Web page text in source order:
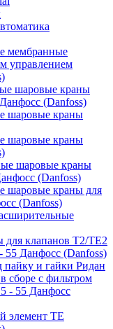
мембранные
управлением
шаровые краны
(Danfoss)
шаровые краны
шаровые краны
шаровые краны
(Danfoss)
шаровые краны для
(Danfoss)
для клапанов T2/TE2
55 Данфосс (Danfoss)
пайку и гайки Ридан
сборе с фильтром
- 55 Данфосс
элемент TE